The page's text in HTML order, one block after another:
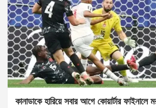
কানাডাকে হারিয়ে সবার আগে কোয়ার্টার ফাইনালে